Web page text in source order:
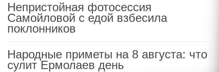
Непристойная фотосессия
Самойловой с едой взбесила
поклонников
Народные приметы на 8 августа: что
сулит Ермолаев день